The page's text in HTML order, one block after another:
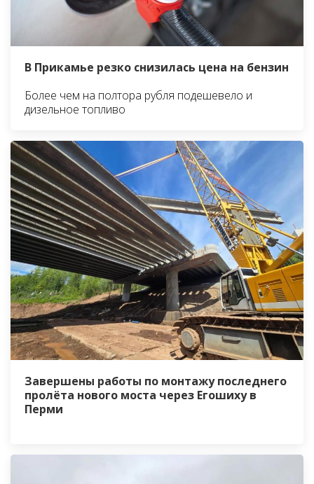
В Прикамье резко снизилась цена на бензин
Более чем на полтора рубля подешевело и
дизельное топливо
Завершены работы по монтажу последнего
пролёта нового моста через Егошиху в
Перми